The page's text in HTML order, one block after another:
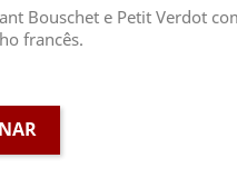
Bouschet e Petit Verdot
francês.